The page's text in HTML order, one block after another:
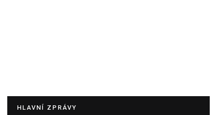
HLAVNÍ ZPRÁVY